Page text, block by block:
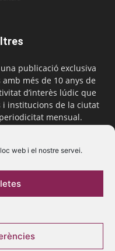
web i el nostre servei.
publicació exclusiva
més de 10 anys de
d’interès lúdic que
institucions de la ciutat
mensual.